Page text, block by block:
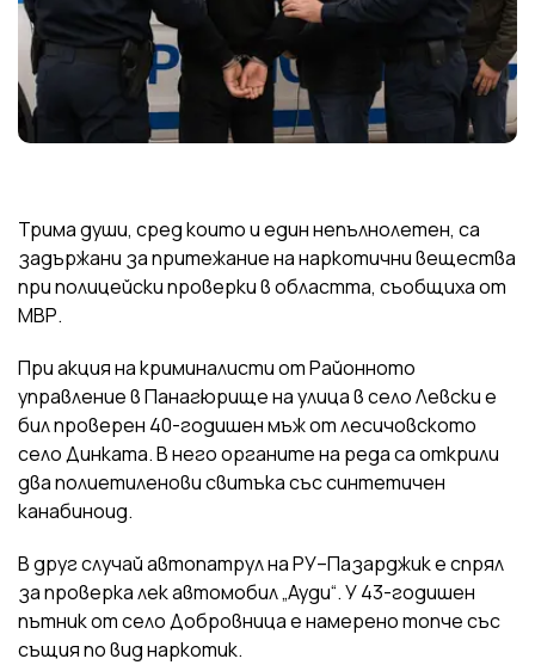
Трима души, сред които и един непълнолетен, са
задържани за притежание на наркотични вещества
при полицейски проверки в областта, съобщиха от
МВР.
При акция на криминалисти от Районното
управление в Панагюрище на улица в село Левски е
бил проверен 40-годишен мъж от лесичовското
село Динката. В него органите на реда са открили
два полиетиленови свитъка със синтетичен
канабиноид.
В друг случай автопатрул на РУ–Пазарджик е спрял
за проверка лек автомобил „Ауди“. У 43-годишен
пътник от село Добровница е намерено топче със
същия по вид наркотик.